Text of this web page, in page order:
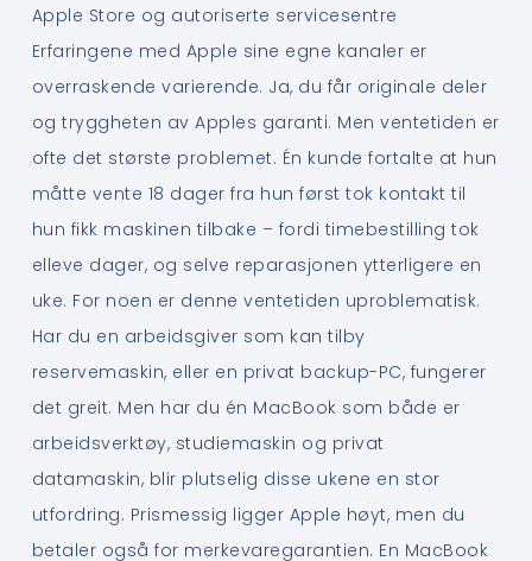
Apple Store og autoriserte servicesentre
Erfaringene med Apple sine egne kanaler er
overraskende varierende. Ja, du får originale deler
og tryggheten av Apples garanti. Men ventetiden er
ofte det største problemet. Én kunde fortalte at hun
måtte vente 18 dager fra hun først tok kontakt til
hun fikk maskinen tilbake – fordi timebestilling tok
elleve dager, og selve reparasjonen ytterligere en
uke. For noen er denne ventetiden uproblematisk.
Har du en arbeidsgiver som kan tilby
reservemaskin, eller en privat backup-PC, fungerer
det greit. Men har du én MacBook som både er
arbeidsverktøy, studiemaskin og privat
datamaskin, blir plutselig disse ukene en stor
utfordring. Prismessig ligger Apple høyt, men du
betaler også for merkevaregarantien. En MacBook